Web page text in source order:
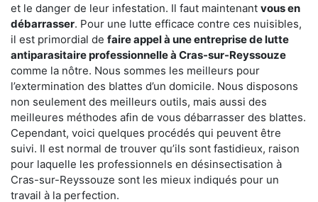
et le danger de leur infestation. Il faut maintenant vous en
débarrasser. Pour une lutte efficace contre ces nuisibles,
il est primordial de faire appel à une entreprise de lutte
antiparasitaire professionnelle à Cras-sur-Reyssouze
comme la nôtre. Nous sommes les meilleurs pour
l’extermination des blattes d’un domicile. Nous disposons
non seulement des meilleurs outils, mais aussi des
meilleures méthodes afin de vous débarrasser des blattes.
Cependant, voici quelques procédés qui peuvent être
suivi. Il est normal de trouver qu’ils sont fastidieux, raison
pour laquelle les professionnels en désinsectisation à
Cras-sur-Reyssouze sont les mieux indiqués pour un
travail à la perfection.